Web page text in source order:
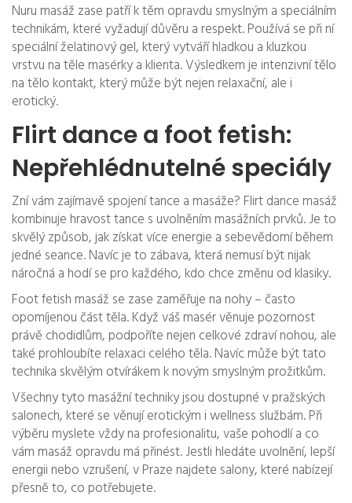
Nuru masáž zase patří k těm opravdu smyslným a speciálním
technikám, které vyžadují důvěru a respekt. Používá se při ní
speciální želatinový gel, který vytváří hladkou a kluzkou
vrstvu na těle masérky a klienta. Výsledkem je intenzivní tělo
na tělo kontakt, který může být nejen relaxační, ale i
erotický.
Flirt dance a foot fetish:
Nepřehlédnutelné speciály
Zní vám zajímavě spojení tance a masáže? Flirt dance masáž
kombinuje hravost tance s uvolněním masážních prvků. Je to
skvělý způsob, jak získat více energie a sebevědomí během
jedné seance. Navíc je to zábava, která nemusí být nijak
náročná a hodí se pro každého, kdo chce změnu od klasiky.
Foot fetish masáž se zase zaměřuje na nohy – často
opomíjenou část těla. Když váš masér věnuje pozornost
právě chodidlům, podpoříte nejen celkové zdraví nohou, ale
také prohloubíte relaxaci celého těla. Navíc může být tato
technika skvělým otvírákem k novým smyslným prožitkům.
Všechny tyto masážní techniky jsou dostupné v pražských
salonech, které se věnují erotickým i wellness službám. Při
výběru myslete vždy na profesionalitu, vaše pohodlí a co
vám masáž opravdu má přinést. Jestli hledáte uvolnění, lepší
energii nebo vzrušení, v Praze najdete salony, které nabízejí
přesně to, co potřebujete.